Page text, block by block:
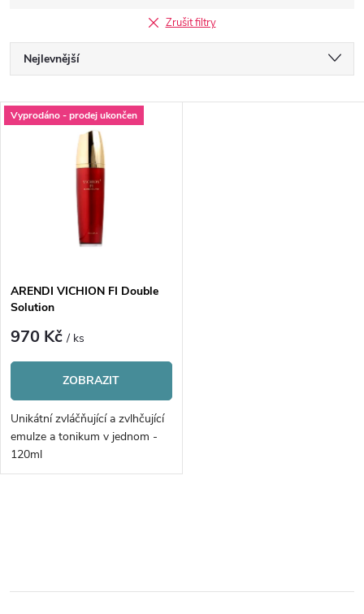
Zrušit filtry
Ř
a
p
r
o
d
u
ů
Nejlevnější
Nejprodávanější
V
s
p
r
o
d
u
Vyprodáno - prodej ukončen
ARENDI VICHION FI Double
Solution
970 Kč/ ks
ZOBRAZIT
Unikátní zvláčňující a zvlhčující
emulze a tonikum v jednom -
120ml
l